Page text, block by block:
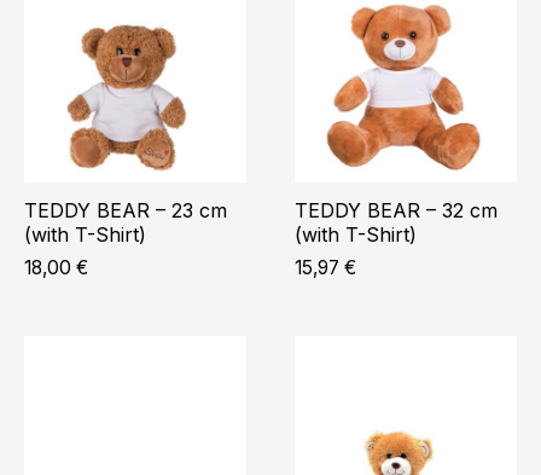
TEDDY BEAR – 23 cm
(with T-Shirt)
18,00 €
TEDDY BEAR – 32 cm
(with T-Shirt)
15,97 €